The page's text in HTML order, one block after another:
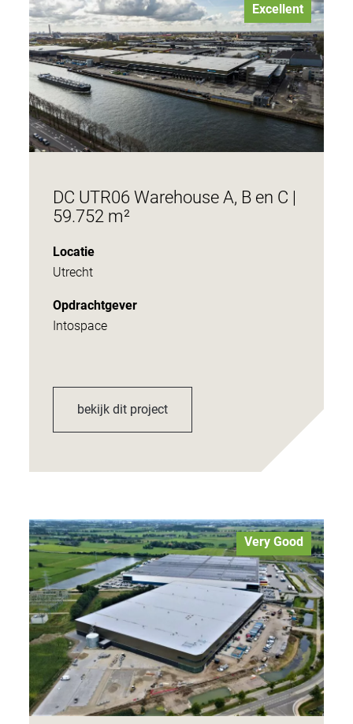
Excellent
DC UTR06 Warehouse A, B en C |
59.752 m²
Locatie
Utrecht
Opdrachtgever
Intospace
bekijk dit project
Very Good